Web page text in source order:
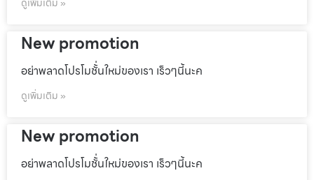
ดูเพิ่มเติม »
New promotion
อย่าพลาดโปรโมชั้่นใหม่ของเรา เร็วๆนี้นะค
ดูเพิ่มเติม »
New promotion
อย่าพลาดโปรโมชั้่นใหม่ของเรา เร็วๆนี้นะค